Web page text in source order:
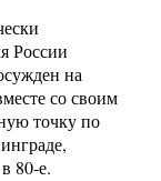
России
на
со своим
точку по
80-е.